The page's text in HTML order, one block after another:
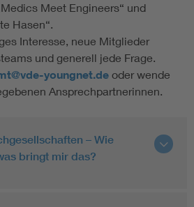
Meet Engineers“ und
Hasen“.
Interesse, neue Mitglieder
und generell jede Frage.
youngnet.de oder wende
Ansprechpartnerinnen.
– Wie
bringt mir das?